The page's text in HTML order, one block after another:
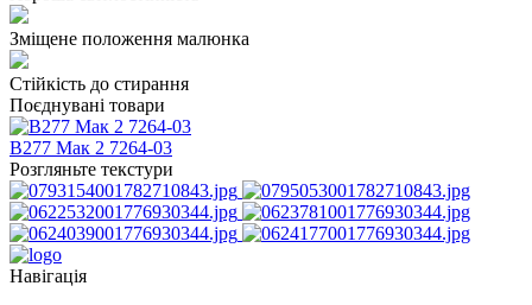
Зміщене положення малюнка
Стійкість до стирання
Поєднувані товари
В277 Мак 2 7264-03
Розгляньте текстури
Навігація